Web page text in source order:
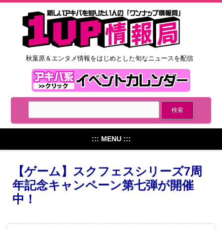
秋葉原＆エンタメ情報をはじめとした旬なニュースを配信
::: MENU :::
【ゲーム】スクフェスシリーズ7周
年記念キャンペーン第七弾が開催
中！